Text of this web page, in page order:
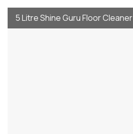
5 Litre Shine Guru Floor Cleaner